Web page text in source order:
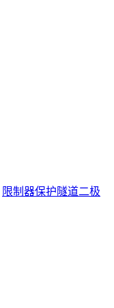
限制器保护隧道二极